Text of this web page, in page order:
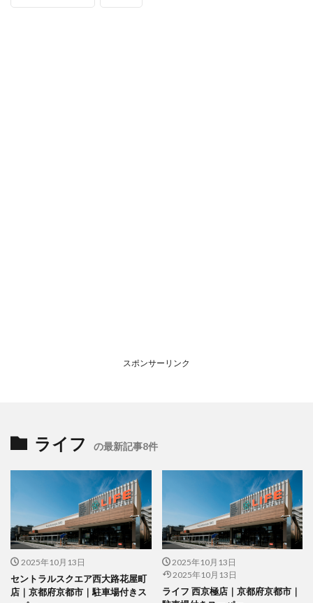
スポンサーリンク
ライフ の最新記事8件
2025年10月13日
セントラルスクエア西大路花屋町
店｜京都府京都市｜駐車場付きス
2025年10月13日
2025年10月13日
ライフ 西京極店｜京都府京都市｜